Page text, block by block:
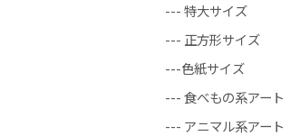
--- 特大サイズ
--- 正方形サイズ
---色紙サイズ
--- 食べもの系アート
--- アニマル系アート